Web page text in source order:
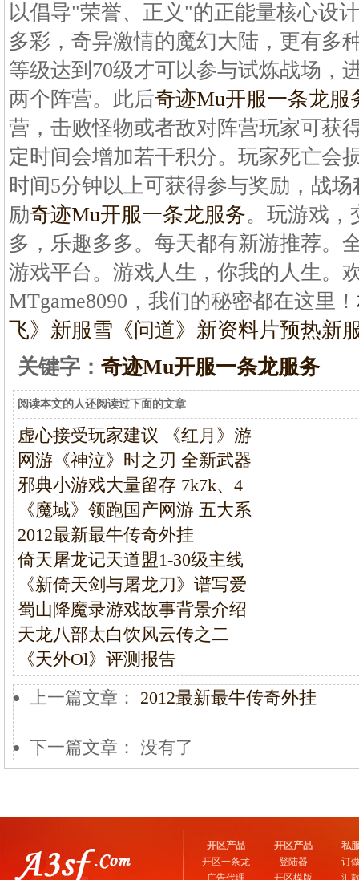
以倡导"荣誉、正义"的正能量核心设
多彩，奇异激情的魔幻大陆，更有多
等级达到70级才可以参与试炼战场，
两个阵营。此后奇迹Mu开服一条龙服
营，击败怪物或者敌对阵营玩家可获
定时间会增加若干积分。玩家死亡会
时间5分钟以上可获得参与奖励，战
励奇迹Mu开服一条龙服务。玩游戏，
多，乐趣多多。每天都有新游推荐。
游戏平台。游戏人生，你我的人生。
MTgame8090，我们的秘密都在这里！
飞》新服雪 《问道》新资料片预热新
关键字： 奇迹Mu开服一条龙服务
阅读本文的人还阅读过下面的文章
虚心接受玩家建议 《红月》游
网游《神泣》时之刃 全新武器
邪典小游戏大量留存 7k7k、4
《魔域》领跑国产网游 五大系
2012最新最牛传奇外挂
倚天屠龙记天道盟1-30级主线
《新倚天剑与屠龙刀》谱写爱
蜀山降魔录游戏故事背景介绍
天龙八部太白饮风云传之二
《天外Ol》评测报告
上一篇文章： 2012最新最牛传奇外挂
下一篇文章： 没有了
开区产品
开区一条龙
广告代理
开区产品
登陆器
开区模版
私
订
汇